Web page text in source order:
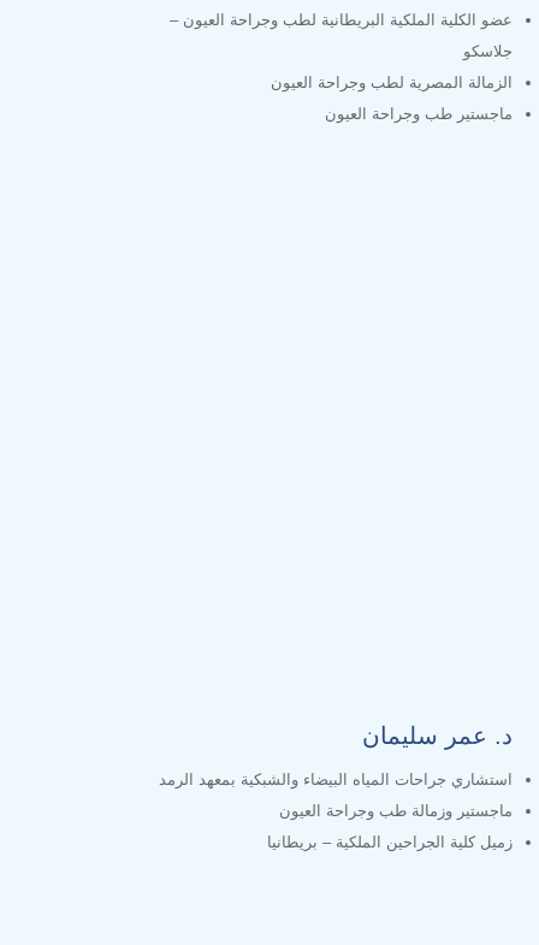
عضو الكلية الملكية البريطانية لطب وجراحة العيون –
جلاسكو
الزمالة المصرية لطب وجراحة العيون
ماجستير طب وجراحة العيون
د. عمر سليمان
استشاري جراحات المياه البيضاء والشبكية بمعهد الرمد
ماجستير وزمالة طب وجراحة العيون
زميل كلية الجراحين الملكية – بريطانيا